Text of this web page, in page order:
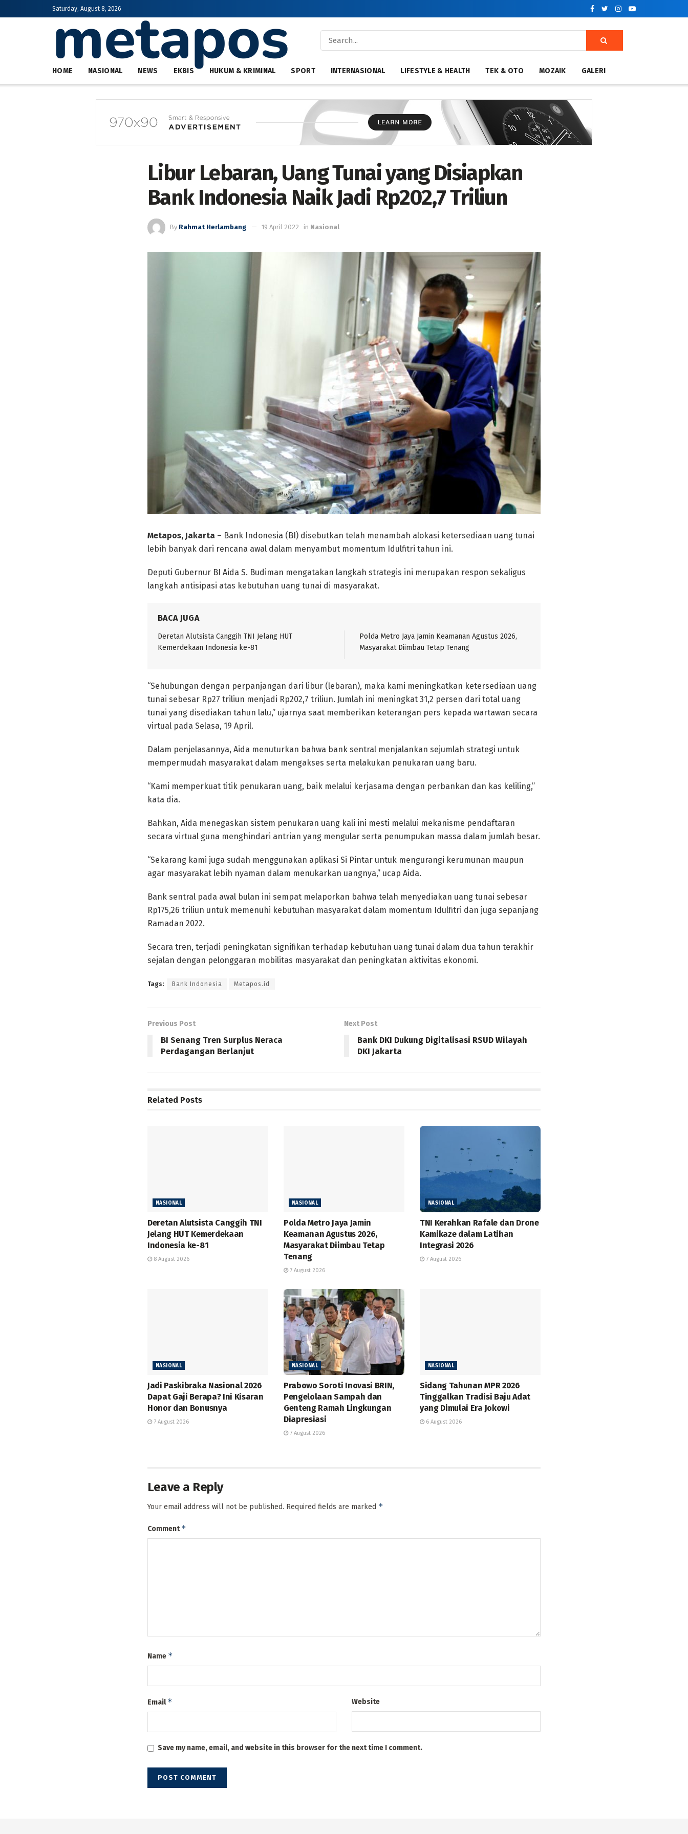
Saturday, August 8, 2026
HOME NASIONAL NEWS EKBIS HUKUM & KRIMINAL SPORT INTERNASIONAL LIFESTYLE & HEALTH TEK & OTO MOZAIK GALERI
Libur Lebaran, Uang Tunai yang Disiapkan
Bank Indonesia Naik Jadi Rp202,7 Triliun
By Rahmat Herlambang 19 April 2022 in Nasional
Metapos, Jakarta – Bank Indonesia (BI) disebutkan telah menambah alokasi ketersediaan uang tunai
lebih banyak dari rencana awal dalam menyambut momentum Idulfitri tahun ini.
Deputi Gubernur BI Aida S. Budiman mengatakan langkah strategis ini merupakan respon sekaligus
langkah antisipasi atas kebutuhan uang tunai di masyarakat.
BACA JUGA
Deretan Alutsista Canggih TNI Jelang HUT
Kemerdekaan Indonesia ke-81
Polda Metro Jaya Jamin Keamanan Agustus 2026,
Masyarakat Diimbau Tetap Tenang
“Sehubungan dengan perpanjangan dari libur (lebaran), maka kami meningkatkan ketersediaan uang
tunai sebesar Rp27 triliun menjadi Rp202,7 triliun. Jumlah ini meningkat 31,2 persen dari total uang
tunai yang disediakan tahun lalu,” ujarnya saat memberikan keterangan pers kepada wartawan secara
virtual pada Selasa, 19 April.
Dalam penjelasannya, Aida menuturkan bahwa bank sentral menjalankan sejumlah strategi untuk
mempermudah masyarakat dalam mengakses serta melakukan penukaran uang baru.
“Kami memperkuat titik penukaran uang, baik melalui kerjasama dengan perbankan dan kas keliling,”
kata dia.
Bahkan, Aida menegaskan sistem penukaran uang kali ini mesti melalui mekanisme pendaftaran
secara virtual guna menghindari antrian yang mengular serta penumpukan massa dalam jumlah besar.
“Sekarang kami juga sudah menggunakan aplikasi Si Pintar untuk mengurangi kerumunan maupun
agar masyarakat lebih nyaman dalam menukarkan uangnya,” ucap Aida.
Bank sentral pada awal bulan ini sempat melaporkan bahwa telah menyediakan uang tunai sebesar
Rp175,26 triliun untuk memenuhi kebutuhan masyarakat dalam momentum Idulfitri dan juga sepanjang
Ramadan 2022.
Secara tren, terjadi peningkatan signifikan terhadap kebutuhan uang tunai dalam dua tahun terakhir
sejalan dengan pelonggaran mobilitas masyarakat dan peningkatan aktivitas ekonomi.
Tags: Bank Indonesia Metapos.id
Previous Post
BI Senang Tren Surplus Neraca
Perdagangan Berlanjut
Next Post
Bank DKI Dukung Digitalisasi RSUD Wilayah
DKI Jakarta
Related Posts
NASIONAL
Deretan Alutsista Canggih TNI
Jelang HUT Kemerdekaan
Indonesia ke-81
8 August 2026
NASIONAL
Polda Metro Jaya Jamin
Keamanan Agustus 2026,
Masyarakat Diimbau Tetap
Tenang
7 August 2026
NASIONAL
TNI Kerahkan Rafale dan Drone
Kamikaze dalam Latihan
Integrasi 2026
7 August 2026
NASIONAL
Jadi Paskibraka Nasional 2026
Dapat Gaji Berapa? Ini Kisaran
Honor dan Bonusnya
7 August 2026
NASIONAL
Prabowo Soroti Inovasi BRIN,
Pengelolaan Sampah dan
Genteng Ramah Lingkungan
Diapresiasi
7 August 2026
NASIONAL
Sidang Tahunan MPR 2026
Tinggalkan Tradisi Baju Adat
yang Dimulai Era Jokowi
6 August 2026
Leave a Reply
Your email address will not be published. Required fields are marked *
Comment*
Name *
Email* Website
Save my name, email, and website in this browser for the next time I comment.